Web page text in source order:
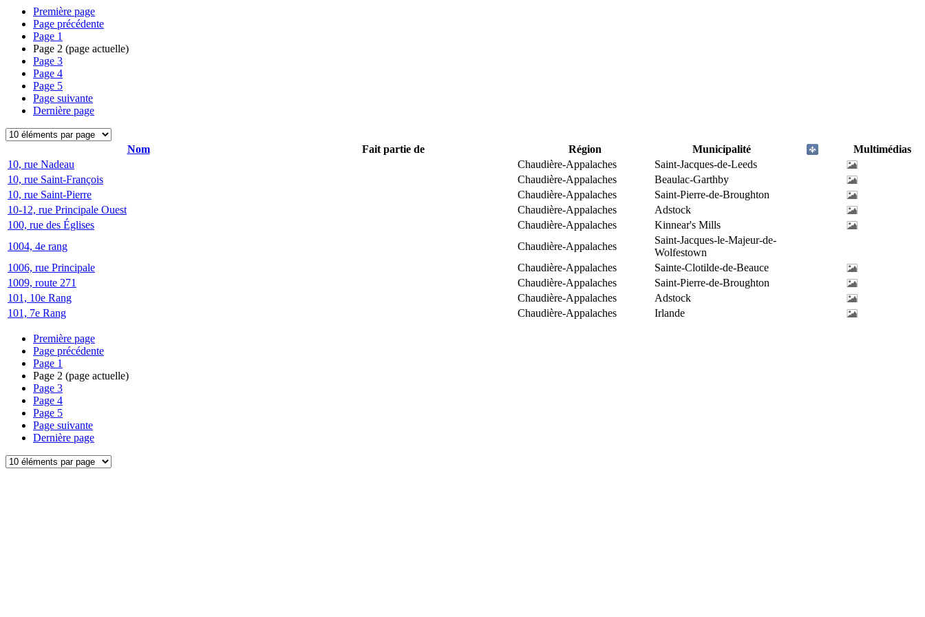
Première page
Page précédente
Page 1
Page 2 (page actuelle)
Page 3
Page 4
Page 5
Page suivante
Dernière page
Nom Fait partie de Région Municipalité
Multimédias
10, rue Nadeau
Chaudière-Appalaches
Saint-Jacques-de-Leeds
10, rue Saint-François
Chaudière-Appalaches
Beaulac-Garthby
10, rue Saint-Pierre
Chaudière-Appalaches
Saint-Pierre-de-Broughton
10-12, rue Principale Ouest
Chaudière-Appalaches
Adstock
100, rue des Églises
Chaudière-Appalaches
Kinnear's Mills
1004, 4e rang
Chaudière-Appalaches
Saint-Jacques-le-Majeur-de-
Wolfestown
1006, rue Principale
Chaudière-Appalaches
Sainte-Clotilde-de-Beauce
1009, route 271
Chaudière-Appalaches
Saint-Pierre-de-Broughton
101, 10e Rang
Chaudière-Appalaches
Adstock
101, 7e Rang
Chaudière-Appalaches Irlande
Première page
Page précédente
Page 1
Page 2 (page actuelle)
Page 3
Page 4
Page 5
Page suivante
Dernière page